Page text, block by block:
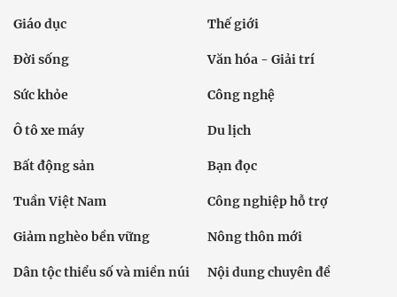
Giáo dục Thế giới
Đời sống Văn hóa - Giải trí
Sức khỏe Công nghệ
Ô tô xe máy Du lịch
Bất động sản Bạn đọc
Tuần Việt Nam Công nghiệp hỗ trợ
Giảm nghèo bền vững Nông thôn mới
Dân tộc thiểu số và miền núi Nội dung chuyên đề